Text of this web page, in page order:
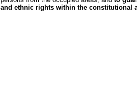
and ethnic rights within the constitutional